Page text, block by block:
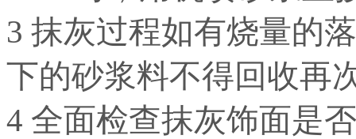
3 抹灰过程如有烧量的
下的砂浆料不得回收再
4 全面检查抹灰饰面是